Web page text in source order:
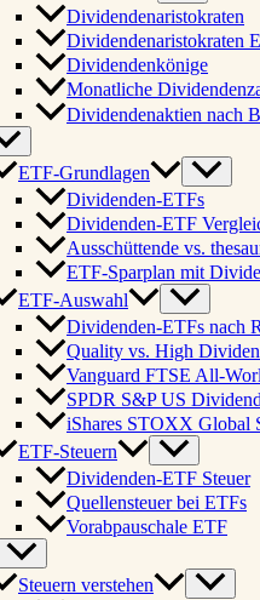
Dividendenaristokraten
Dividendenaristokraten
Dividendenkönige
Monatliche
Dividendenaktien nach
ETF-Grundlagen
Dividenden-ETFs
Dividenden-ETF
Ausschüttende vs.
ETF-Sparplan mit
ETF-Auswahl
Dividenden-ETFs nach
Quality vs. High
Vanguard FTSE All-
SPDR S&P US
iShares STOXX Global
ETF-Steuern
Dividenden-ETF Steuer
Quellensteuer bei ETFs
Vorabpauschale ETF
Steuern verstehen